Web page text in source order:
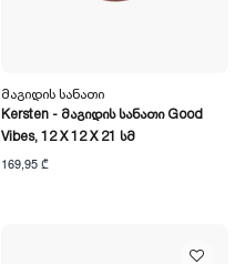
Მაგიდის Სანათი
Kersten - Მაგიდის Სანათი Good
Vibes, 12 X 12 X 21 Სმ
169,95 ₾